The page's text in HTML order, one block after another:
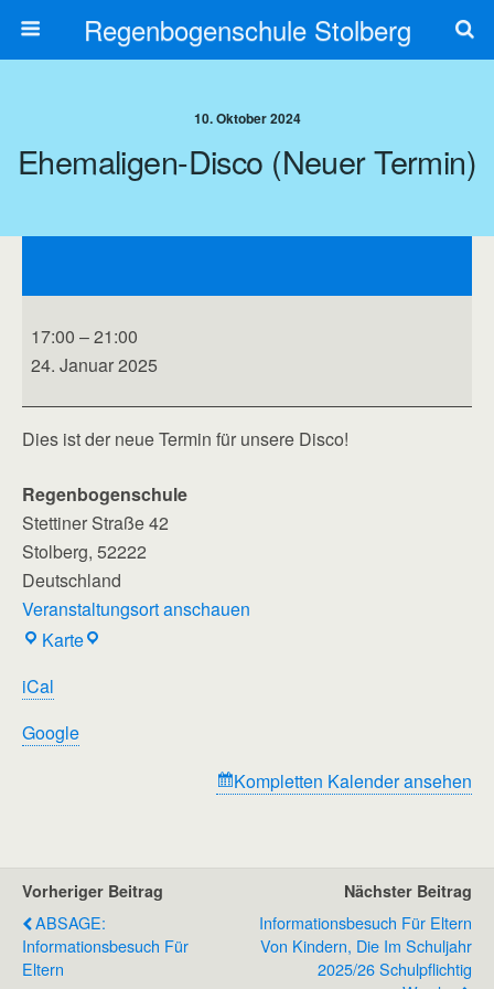
Regenbogenschule Stolberg
10. Oktober 2024
Ehemaligen-Disco (neuer Termin)
Termin)
17:00 –21:00
24. Januar 2025
Dies ist der neue Termin für unsere Disco!
Regenbogenschule
Stettiner Straße 42
Stolberg, 52222
Deutschland
Veranstaltungsort anschauen
KarteRegenbogenschule
iCal
Google
Kompletten Kalender ansehen
Vorheriger Beitrag
ABSAGE:
Informationsbesuch Für
Eltern
Nächster Beitrag
Informationsbesuch Für Eltern
Von Kindern, Die Im Schuljahr
2025/26 Schulpflichtig